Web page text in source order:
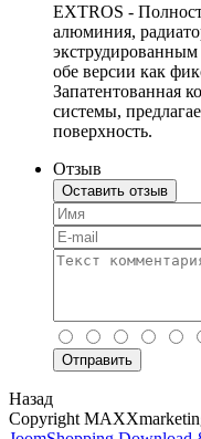
EXTROS -
алюминия,
обе версии как
Запатентованная
системы,
поверхность.
Отзыв
Оставить отзыв
Назад
Copyright